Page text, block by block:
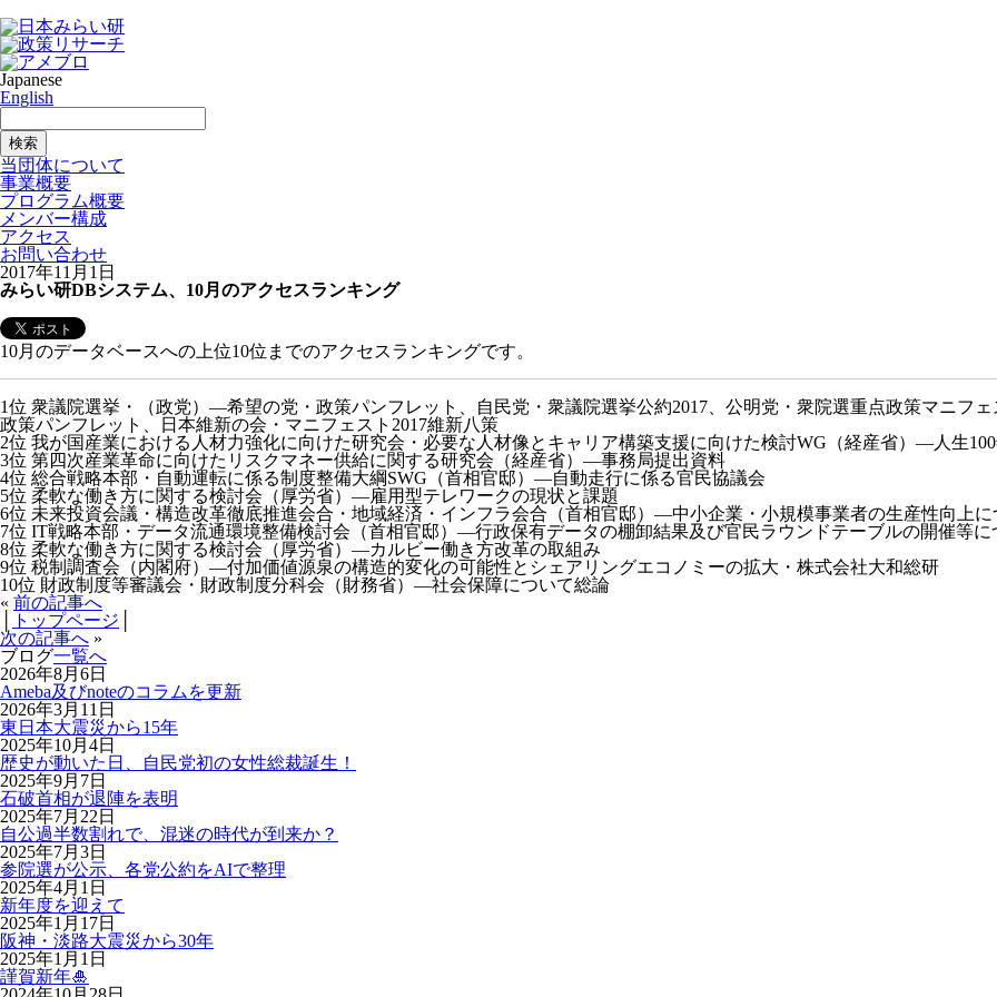
Japanese
English
当団体について
事業概要
プログラム概要
メンバー構成
アクセス
お問い合わせ
2017年11月1日
みらい研DBシステム、10月のアクセスランキング
10月のデータベースへの上位10位までのアクセスランキングです。
1位 衆議院選挙・（政党）—希望の党・政策パンフレット、自民党・衆議院選挙公約2017、公明党・衆院選重点政策マニフェ
政策パンフレット、日本維新の会・マニフェスト2017維新八策
2位 我が国産業における人材力強化に向けた研究会・必要な人材像とキャリア構築支援に向けた検討WG（経産省）—人生
3位 第四次産業革命に向けたリスクマネー供給に関する研究会（経産省）—事務局提出資料
4位 総合戦略本部・自動運転に係る制度整備大綱SWG（首相官邸）—自動走行に係る官民協議会
5位 柔軟な働き方に関する検討会（厚労省）—雇用型テレワークの現状と課題
6位 未来投資会議・構造改革徹底推進会合・地域経済・インフラ会合（首相官邸）—中小企業・小規模事業者の生産性向上に
7位 IT戦略本部・データ流通環境整備検討会（首相官邸）—行政保有データの棚卸結果及び官民ラウンドテーブルの開催等に
8位 柔軟な働き方に関する検討会（厚労省）—カルビー働き方改革の取組み
9位 税制調査会（内閣府）—付加価値源泉の構造的変化の可能性とシェアリングエコノミーの拡大・株式会社大和総研
10位 財政制度等審議会・財政制度分科会（財務省）—社会保障について総論
« 前の記事へ
トップページ
次の記事へ »
ブログ一覧へ
2026年8月6日
Ameba及びnoteのコラムを更新
2026年3月11日
東日本大震災から15年
2025年10月4日
歴史が動いた日、自民党初の女性総裁誕生！
2025年9月7日
石破首相が退陣を表明
2025年7月22日
自公過半数割れで、混迷の時代が到来か？
2025年7月3日
参院選が公示、各党公約をAIで整理
2025年4月1日
新年度を迎えて
2025年1月17日
阪神・淡路大震災から30年
2025年1月1日
謹賀新年🎍